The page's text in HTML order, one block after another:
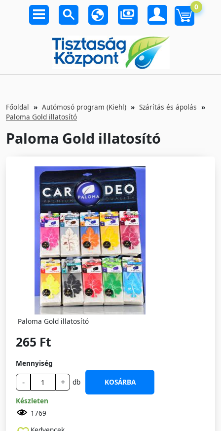
0
Főoldal Autómosó program (Kiehl)
Szárítás és ápolás
Paloma Gold illatosító
Paloma Gold illatosító
Paloma Gold illatosító
265 Ft
Mennyiség
- + db
KOSÁRBA
Készleten
1769